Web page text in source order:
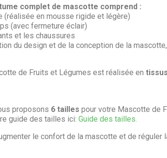
complet de mascotte comprend :
(réalisée en mousse rigide et légère)
(avec fermeture éclair)
et les chaussures
du design et de la conception de la
de Fruits et Légumes est réalisée en
proposons 6 tailles pour votre Mascotte de
guide des tailles ici: Guide des tailles.
le confort de la mascotte et de réguler